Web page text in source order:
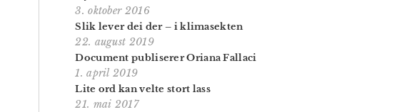
3. oktober 2016
Slik lever dei der – i klimasekten
22. august 2019
Document publiserer Oriana Fallaci
1. april 2019
Lite ord kan velte stort lass
21. mai 2017